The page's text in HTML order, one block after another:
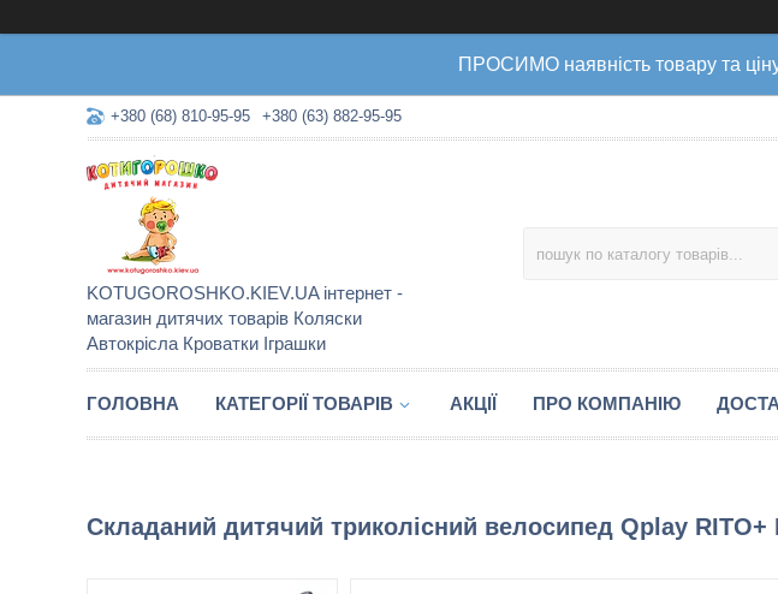
ПРОСИМО наявність товару та
+380 (68) 810-95-95 +380 (63) 882-95-95
KOTUGOROSHKO.KIEV.UA інтернет -
магазин дитячих товарів Коляски
Автокрісла Кроватки Іграшки
ГОЛОВНА КАТЕГОРІЇ ТОВАРІВ АКЦІЇ ПРО КОМПАНІЮ
Складаний дитячий триколісний велосипед Qplay RITO+